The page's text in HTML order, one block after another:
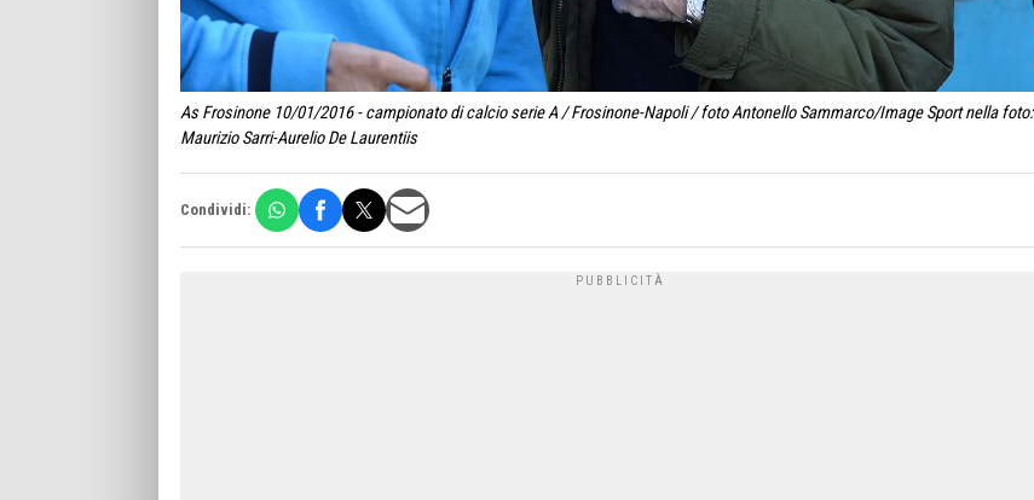
As Frosinone 10/01/2016 - campionato di calcio serie A / Frosinone-Napoli / foto Antonello Sammarco/Image Sport nella foto:
Maurizio Sarri-Aurelio De Laurentiis
Condividi: